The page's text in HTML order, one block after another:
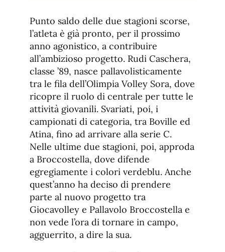
de
fuente
de
fuente.
Punto saldo delle due stagioni scorse,
l’atleta è già pronto, per il prossimo
anno agonistico, a contribuire
all’ambizioso progetto. Rudi Caschera,
classe ’89, nasce pallavolisticamente
tra le fila dell’Olimpia Volley Sora, dove
ricopre il ruolo di centrale per tutte le
attività giovanili. Svariati, poi, i
campionati di categoria, tra Boville ed
Atina, fino ad arrivare alla serie C.
Nelle ultime due stagioni, poi, approda
a Broccostella, dove difende
egregiamente i colori verdeblu. Anche
quest’anno ha deciso di prendere
parte al nuovo progetto tra
Giocavolley e Pallavolo Broccostella e
non vede l’ora di tornare in campo,
agguerrito, a dire la sua.